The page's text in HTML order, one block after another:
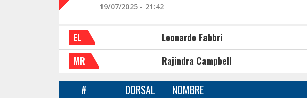
19/07/2025 - 21:42
EL Leonardo Fabbri
MR Rajindra Campbell
# DORSAL NOMBRE